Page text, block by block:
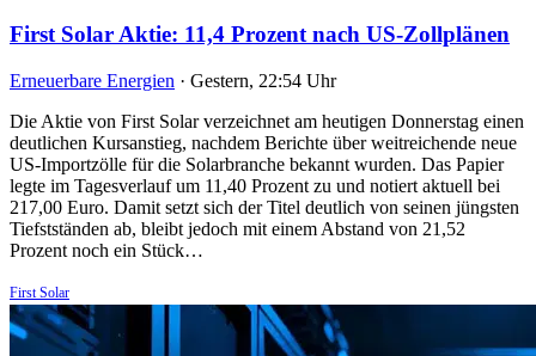
First Solar Aktie: 11,4 Prozent nach US-Zollplänen
Erneuerbare Energien · Gestern, 22:54 Uhr
Die Aktie von First Solar verzeichnet am heutigen Donnerstag einen
deutlichen Kursanstieg, nachdem Berichte über weitreichende neue
US-Importzölle für die Solarbranche bekannt wurden. Das Papier
legte im Tagesverlauf um 11,40 Prozent zu und notiert aktuell bei
217,00 Euro. Damit setzt sich der Titel deutlich von seinen jüngsten
Tiefstständen ab, bleibt jedoch mit einem Abstand von 21,52
Prozent noch ein Stück…
First Solar